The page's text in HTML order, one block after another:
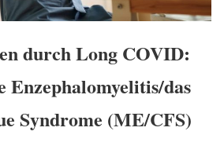
durch Long COVID:
Enzephalomyelitis/das
Syndrome (ME/CFS)